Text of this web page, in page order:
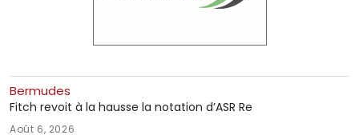
Bermudes
Fitch revoit à la hausse la notation d’ASR Re
Août 6, 2026